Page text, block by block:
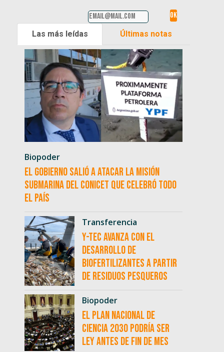
Las más leídas Últimas notas
Biopoder
El Gobierno salió a atacar la misión
submarina del CONICET que celebró todo
el país
Transferencia
Y-TEC avanza con el
desarrollo de
biofertilizantes a partir
de residuos pesqueros
Biopoder
El Plan Nacional de
Ciencia 2030 podría ser
ley antes de fin de mes